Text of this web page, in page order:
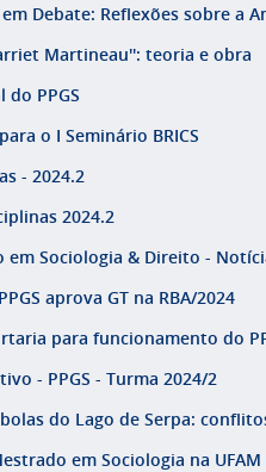
Debate: Reflexões sobre a
Martineau'': teoria e obra
do PPGS
o I Seminário BRICS
- 2024.2
2024.2
em Sociologia & Direito -
aprova GT na RBA/2024
para funcionamento do
- PPGS - Turma 2024/2
do Lago de Serpa:
em Sociologia na UFAM